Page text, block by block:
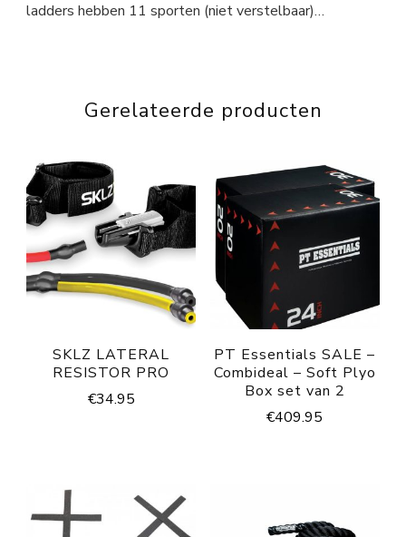
ladders hebben 11 sporten (niet verstelbaar)…
Gerelateerde producten
SKLZ LATERAL
RESISTOR PRO
€34.95
PT Essentials SALE –
Combideal – Soft Plyo
Box set van 2
€409.95